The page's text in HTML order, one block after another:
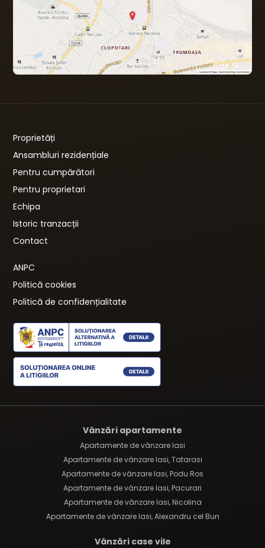
Proprietăți
Ansambluri rezidențiale
Pentru cumpărători
Pentru proprietari
Echipa
Istoric tranzacții
Contact
ANPC
Politică cookies
Politică de confidențialitate
Vânzări apartamente
Apartamente de vânzare Iasi
Apartamente de vânzare Iasi, Tatarasi
Apartamente de vânzare Iasi, Podu Ros
Apartamente de vânzare Iasi, Pacurari
Apartamente de vânzare Iasi, Nicolina
Apartamente de vânzare Iasi, Alexandru cel Bun
Vânzări case vile